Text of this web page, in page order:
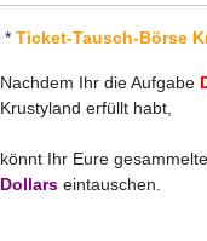
* Ticket-Tausch-Börse
Nachdem Ihr die Aufgabe
Krustyland erfüllt habt,
könnt Ihr Eure
Dollars eintauschen.